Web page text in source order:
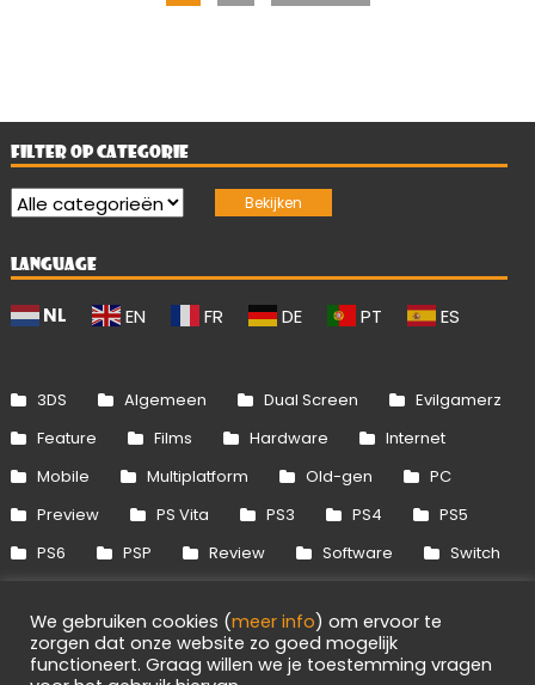
FILTER OP CATEGORIE
LANGUAGE
NL EN FR DE PT ES
3DS Algemeen Dual Screen
Evilgamerz
Feature
Films Hardware
Internet
Mobile
Multiplatform Old-gen
PC
Preview
PS Vita PS3 PS4
PS5
PS6
PSP Review Software
Switch
Xbox 360
Xbox One Xbox Series
We gebruiken cookies (meer info) om ervoor te
zorgen dat onze website zo goed mogelijk
functioneert. Graag willen we je toestemming vragen